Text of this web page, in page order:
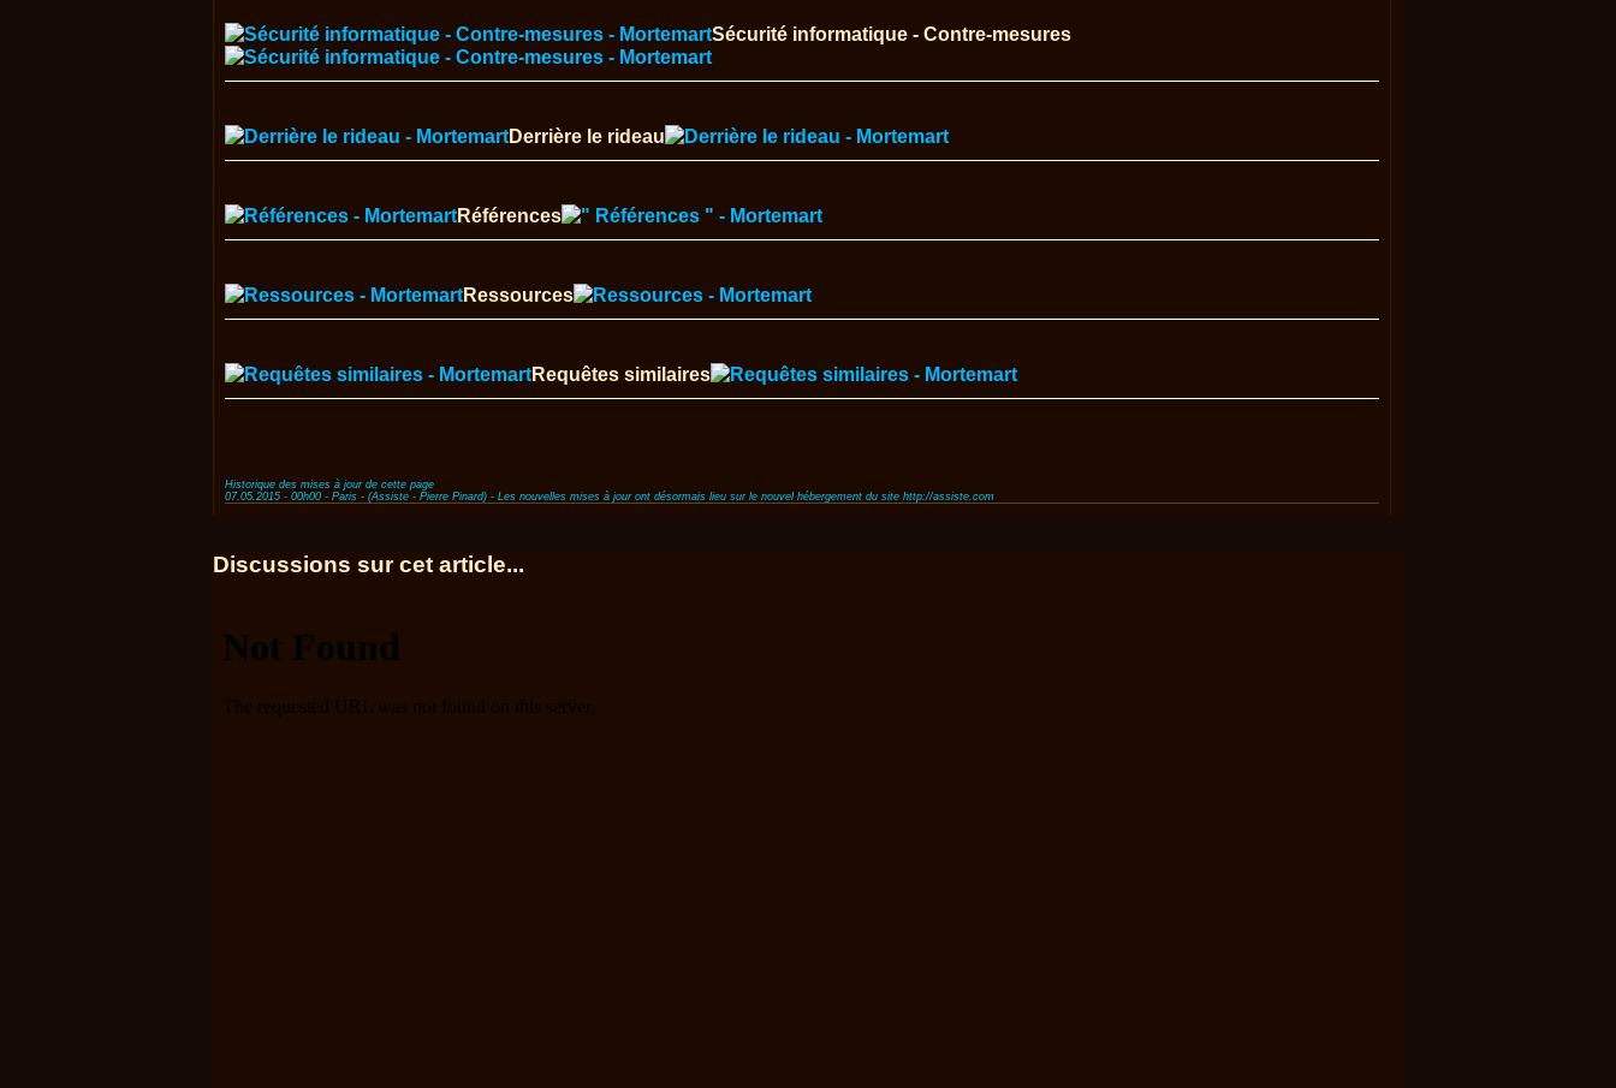
Sécurité informatique - Contre-mesures
Derrière le rideau
Références
Ressources
Requêtes similaires
Historique des mises à jour de cette page
07.05.2015 - 00h00 - Paris - (Assiste - Pierre Pinard) - Les nouvelles mises à jour ont désormais lieu sur le nouvel hébergement du site http://assiste.com
Discussions sur cet article...